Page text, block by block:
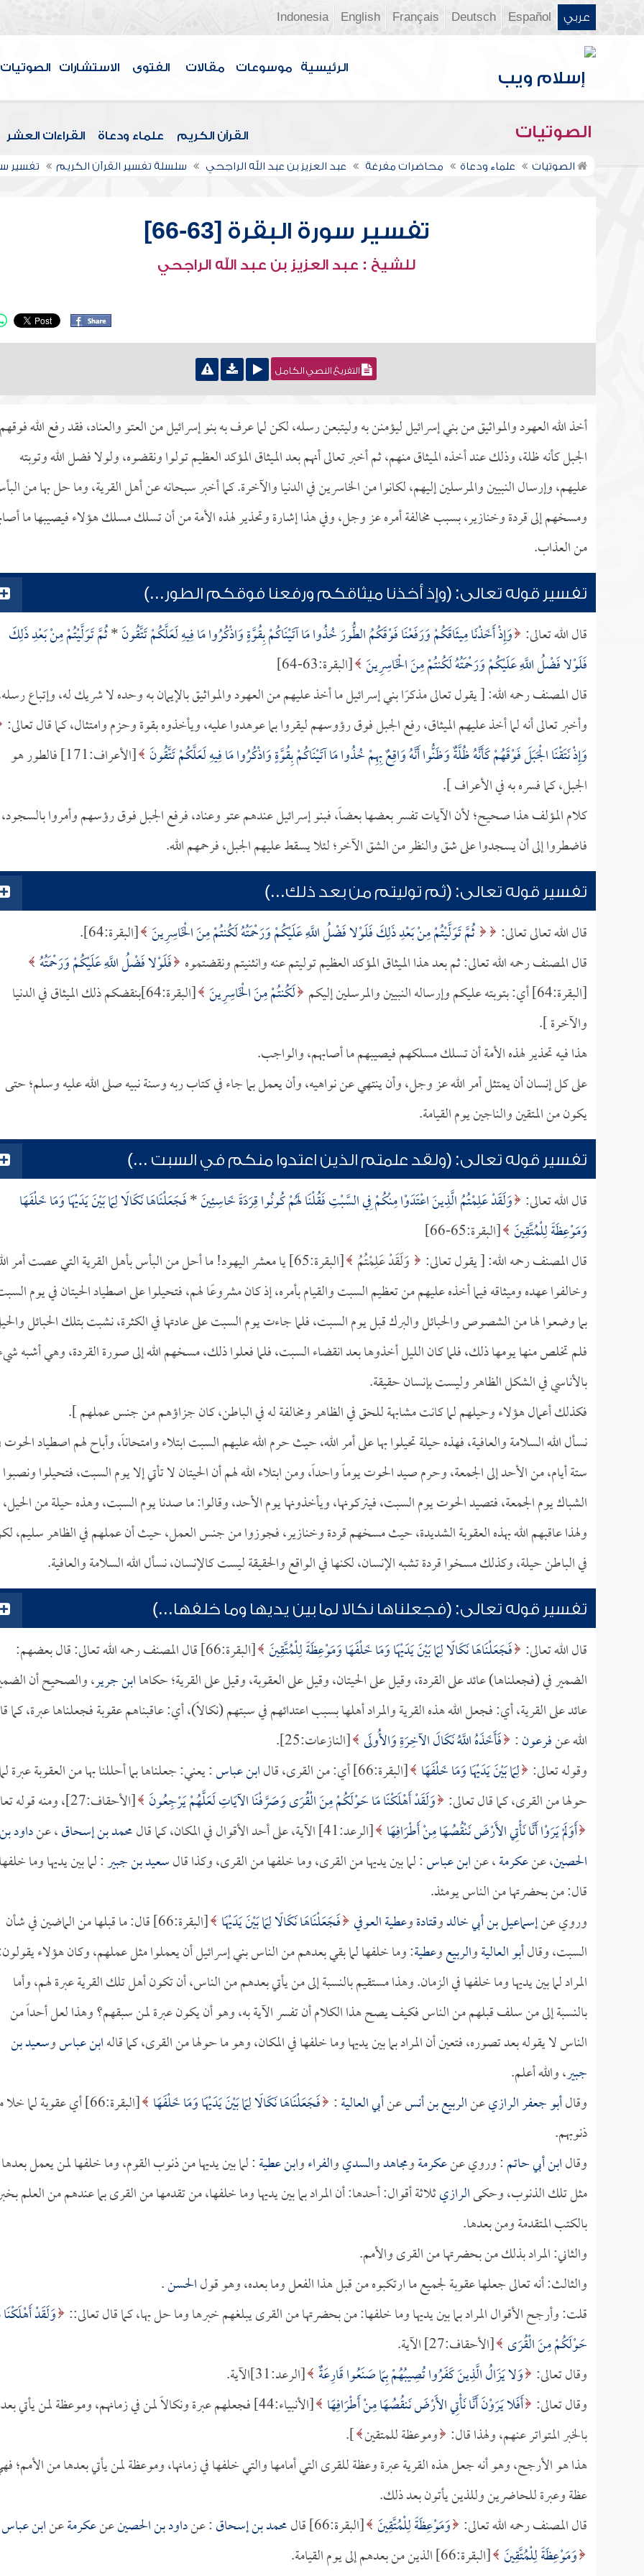
عربي Español
Deutsch
Français
English
Indonesia
الرئيسية موسوعات مقالات الفتوى الاستشارات الصوتيات
الصوتيات القرآن الكريم علماء ودعاة القراءات العشر
الصوتيات علماء ودعاة محاضرات مفرغة عبد العزيز بن عبد الله الراجحي سلسلة تفسير القرآن الكريم تفسير
تفسير سورة البقرة [63-66]
للشيخ : عبد العزيز بن عبد الله الراجحي
التفريغ النصي الكامل
أخذ الله العهود والمواثيق من بني إسرائيل ليؤمنن به وليتبعن رسله، لكن لما عرف به بنو إسرائيل من العتو والعناد، فقد رفع الله فوقهم
الجبل كأنه ظلة، وذلك عند أخذه الميثاق منهم، ثم أخبر تعالى أنهم بعد الميثاق المؤكد العظيم تولوا ونقضوه، ولولا فضل الله وتوبته
عليهم، وإرسال النبيين والمرسلين إليهم، لكانوا من الخاسرين في الدنيا والآخرة. كما أخبر سبحانه عن أهل القرية، وما حل بها من
ومسخهم إلى قردة وخنازير، بسبب مخالفة أمره عز وجل، وفي هذا إشارة وتحذير لهذه الأمة من أن تسلك مسلك هؤلاء فيصيبها ما
من العذاب.
تفسير قوله تعالى: (وإذ أخذنا ميثاقكم ورفعنا فوقكم الطور...)
قال الله تعالى: وَإِذْ أَخَذْنَا مِيثَاقَكُمْ وَرَفَعْنَا فَوْقَكُمُ الطُّورَ خُذُوا مَا آتَيْنَاكُمْ بِقُوَّةٍ وَاذْكُرُوا مَا فِيهِ لَعَلَّكُمْ تَتَّقُونَ*ثُمَّ تَوَلَّيْتُمْ مِنْ بَعْدِ ذَلِكَ
فَلَوْلا فَضْلُ اللَّهِ عَلَيْكُمْ وَرَحْمَتُهُ لَكُنتُمْ مِنَ الْخَاسِرِينَ [البقرة:63-64]
قال المصنف رحمه الله: [ يقول تعالى مذكرًا بني إسرائيل ما أخذ عليهم من العهود والمواثيق بالإيمان به وحده لا شريك له، وإتباع
وأخبر تعالى أنه لما أخذ عليهم الميثاق، رفع الجبل فوق رؤوسهم ليقروا بما عوهدوا عليه، ويأخذوه بقوة وحزم وامتثال، كما قال تعالى:
وَإِذْ نَتَقْنَا الْجَبَلَ فَوْقَهُمْ كَأَنَّهُ ظُلَّةٌ وَظَنُّوا أَنَّهُ وَاقِعٌ بِهِمْ خُذُوا مَا آتَيْنَاكُمْ بِقُوَّةٍ وَاذْكُرُوا مَا فِيهِ لَعَلَّكُمْ تَتَّقُونَ
[الأعراف:171] فالطور هو
الجبل، كما فسره به في الأعراف ].
كلام المؤلف هذا صحيح؛ لأن الآيات تفسر بعضها بعضاً، فبنو إسرائيل عندهم عتو وعناد، فرفع الجبل فوق رؤسهم وأمروا بالسجود،
فاضطروا إلى أن يسجدوا على شق والنظر من الشق الآخر؛ لئلا يسقط عليهم الجبل، فرحمهم الله.
تفسير قوله تعالى: (ثم توليتم من بعد ذلك...)
قال الله تعالى تعالى: ثُمَّ تَوَلَّيْتُمْ مِنْ بَعْدِ ذَلِكَ فَلَوْلا فَضْلُ اللَّهِ عَلَيْكُمْ وَرَحْمَتُهُ لَكُنتُمْ مِنَ الْخَاسِرِينَ [البقرة:64].
قال المصنف رحمه الله تعالى: ثم بعد هذا الميثاق المؤكد العظيم توليتم عنه وانثنيتم ونقضتموه فَلَوْلا فَضْلُ اللَّهِ عَلَيْكُمْ وَرَحْمَتُهُ
[البقرة:64] أي: بتوبته عليكم وإرساله النبيين والمرسلين إليكم
لَكُنتُمْ مِنَ الْخَاسِرِينَ
[البقرة:64]بنقضكم ذلك الميثاق في الدنيا
والآخرة ].
هذا فيه تحذير لهذه الأمة أن تسلك مسلكهم فيصيبهم ما أصابهم، والواجب.
على كل إنسان أن يمتثل أمر الله عز وجل، وأن ينتهي عن نواهيه، وأن يعمل بما جاء في كتاب ربه وسنة نبيه صلى الله عليه وسلم؛ حتى
يكون من المتقين والناجين يوم القيامة.
تفسير قوله تعالى: (ولقد علمتم الذين اعتدوا منكم في السبت ...)
قال الله تعالى: وَلَقَدْ عَلِمْتُمُ الَّذِينَ اعْتَدَوْا مِنْكُمْ فِي السَّبْتِ فَقُلْنَا لَهُمْ كُونُوا قِرَدَةً خَاسِئِينَ*فَجَعَلْنَاهَا نَكَالًا لِمَا بَيْنَ يَدَيْهَا وَمَا خَلْفَهَا
وَمَوْعِظَةً لِلْمُتَّقِينَ [البقرة:65-66]
قال المصنف رحمه الله: [ يقول تعالى:
وَلَقَدْ عَلِمْتُمُ
[البقرة:65] يا معشر اليهود! ما أحل من البأس بأهل القرية التي عصت أمر
وخالفوا عهده وميثاقه فيما أخذه عليهم من تعظيم السبت والقيام بأمره، إذ كان مشروعًا لهم، فتحيلوا على اصطياد الحيتان في يوم
بما وضعوا لها من الشصوص والحبائل والبرك قبل يوم السبت، فلما جاءت يوم السبت على عادتها في الكثرة، نشبت بتلك الحبائل
فلم تخلص منها يومها ذلك، فلما كان الليل أخذوها بعد انقضاء السبت، فلما فعلوا ذلك، مسخهم الله إلى صورة القردة، وهي أشبه
بالأناسي في الشكل الظاهر وليست بإنسان حقيقة.
فكذلك أعمال هؤلاء وحيلهم لما كانت مشابهة للحق في الظاهر ومخالفة له في الباطن، كان جزاؤهم من جنس عملهم ].
نسأل الله السلامة والعافية، فهذه حيلة تحيلوا بها على أمر الله، حيث حرم الله عليهم السبت ابتلاء وامتحاناً، وأباح لهم اصطياد
ستة أيام، من الأحد إلى الجمعة، وحرم صيد الحوت يوماً واحداً، ومن ابتلاء الله لهم أن الحيتان لا تأتي إلا يوم السبت، فتحيلوا ونصبوا
الشباك يوم الجمعة، فتصيد الحوت يوم السبت، فيتركونها، ويأخذونها يوم الأحد، وقالوا: ما صدنا يوم السبت، وهذه حيلة من الحيل،
ولهذا عاقبهم الله بهذه العقوبة الشديدة، حيث مسخهم قردة وخنازير، فجوزوا من جنس العمل، حيث أن عملهم في الظاهر سليم،
في الباطن حيلة، وكذلك مسخوا قردة تشبه الإنسان، لكنها في الواقع والحقيقة ليست كالإنسان، نسأل الله السلامة والعافية.
تفسير قوله تعالى: (فجعلناها نكالا لما بين يديها وما خلفها...)
قال الله تعالى: فَجَعَلْنَاهَا نَكَالًا لِمَا بَيْنَ يَدَيْهَا وَمَا خَلْفَهَا وَمَوْعِظَةً لِلْمُتَّقِينَ
[البقرة:66] قال المصنف رحمه الله تعالى: قال بعضهم:
الضمير في (فجعلناها) عائد على القردة، وقيل على الحيتان، وقيل على العقوبة، وقيل على القرية؛ حكاهاابن جرير، والصحيح أن
عائد على القرية، أي: فجعل الله هذه القرية والمراد أهلها بسبب اعتدائهم في سبتهم (نكالاً)، أي: عاقبناهم عقوبة فجعلناها عبرة، كما
الله عنفرعون: فَأَخَذَهُ اللَّهُ نَكَالَ الآخِرَةِ وَالأُولَى [النازعات:25].
وقوله تعالى: لِمَا بَيْنَ يَدَيْهَا وَمَا خَلْفَهَا [البقرة:66] أي: من القرى، قال ابن عباس: يعني: جعلناها بما أحللنا بها من العقوبة عبرة لما
حولها من القرى، كما قال تعالى: وَلَقَدْ أَهْلَكْنَا مَا حَوْلَكُمْ مِنَ الْقُرَى وَصَرَّفْنَا الآيَاتِ لَعَلَّهُمْ يَرْجِعُونَ [الأحقاف:27]، ومنه قوله تعالى:
أَوَلَمْ يَرَوْا أَنَّا نَأْتِي الأَرْضَ نَنْقُصُهَا مِنْ أَطْرَافِهَا [الرعد:41] الآية، على أحد الأقوال في المكان، كما قال محمد بن إسحاق، عنداود بن
الحصين، عنعكرمة، عنابن عباس: لما بين يديها من القرى، وما خلفها من القرى، وكذا قالسعيد بن جبير: لما بين يديها وما
قال: من بحضرتها من الناس يومئذ.
وروي عنإسماعيل بن أبي خالدوقتادةوعطية العوفي فَجَعَلْنَاهَا نَكَالًا لِمَا بَيْنَ يَدَيْهَا
[البقرة:66] قال: ما قبلها من الماضين في شأن
السبت، وقالأبو العاليةوالربيعوعطية: وما خلفها لما بقي بعدهم من الناس بني إسرائيل أن يعملوا مثل عملهم، وكان هؤلاء
المراد لما بين يديها وما خلفها في الزمان. وهذا مستقيم بالنسبة إلى من يأتي بعدهم من الناس، أن تكون أهل تلك القرية عبرة لهم، وأما
بالنسبة إلى من سلف قبلهم من الناس فكيف يصح هذا الكلام أن تفسر الآية به، وهو أن يكون عبرة لمن سبقهم؟ وهذا لعل أحداً من
الناس لا يقوله بعد تصوره، فتعين أن المراد بما بين يديها وما خلفها في المكان، وهو ما حولها من القرى، كما قالهابن عباسوسعيد بن
جبير، والله أعلم.
وقالأبو جعفر الرازيعنالربيع بن أنسعنأبي العالية: فَجَعَلْنَاهَا نَكَالًا لِمَا بَيْنَ يَدَيْهَا وَمَا خَلْفَهَا
[البقرة:66] أي عقوبة لما
ذنوبهم.
وقالابن أبي حاتم: وروي عنعكرمةومجاهدوالسديوالفراءوابن عطية: لما بين يديها من ذنوب القوم، وما خلفها لمن يعمل بعدها
مثل تلك الذنوب، وحكىالرازيثلاثة أقوال: أحدها: أن المراد بما بين يديها وما خلفها، من تقدمها من القرى بما عندهم من العلم
بالكتب المتقدمة ومن بعدها.
والثاني: المراد بذلك من بحضرتها من القرى والأمم.
والثالث: أنه تعالى جعلها عقوبة لجميع ما ارتكبوه من قبل هذا الفعل وما بعده، وهو قولالحسن.
قلت: وأرجح الأقوال المراد بما بين يديها وما خلفها: من بحضرتها من القرى يبلغهم خبرها وما حل بها، كما قال تعالى:: وَلَقَدْ
حَوْلَكُمْ مِنَ الْقُرَى [الأحقاف:27] الآية.
وقال تعالى: وَلا يَزَالُ الَّذِينَ كَفَرُوا تُصِيبُهُمْ بِمَا صَنَعُوا قَارِعَةٌ [الرعد:31]الآية.
وقال تعالى: أَفَلا يَرَوْنَ أَنَّا نَأْتِي الأَرْضَ نَنقُصُهَا مِنْ أَطْرَافِهَا
[الأنبياء:44] فجعلهم عبرة ونكالاً لمن في زمانهم، وموعظة لمن يأتي
بالخبر المتواتر عنهم، ولهذا قال: وموعظة للمتقين ].
هذا هو الأرجح، وهو أنه جعل هذه القرية عبرة وعظة للقرى التي أمامها والتي خلفها في زمانها، وموعظة لمن يأتي بعدها من الأمم؛
عظة وعبرة للحاضرين وللذين يأتون بعد ذلك.
قال المصنف رحمه الله تعالى: وَمَوْعِظَةً لِلْمُتَّقِينَ [البقرة:66] قال محمد بن إسحاق: عنداود بن الحصينعنعكرمةعنابن عباس
وَمَوْعِظَةً لِلْمُتَّقِينَ [البقرة:66] الذين من بعدهم إلى يوم القيامة.